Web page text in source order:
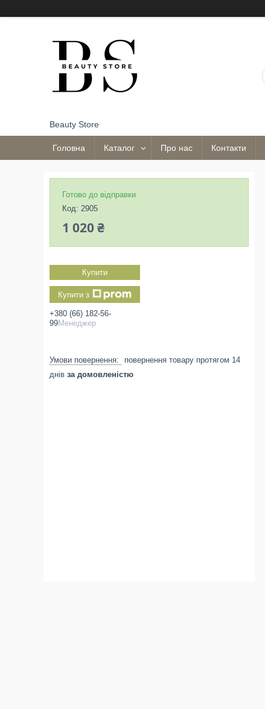
Beauty Store
Головна Каталог Про нас Контакти
Готово до відправки
Код: 2905
1 020 ₴
Купити
Купити з
+380 (66) 182-56-
99Менеджер
повернення товару протягом 14
днів за домовленістю